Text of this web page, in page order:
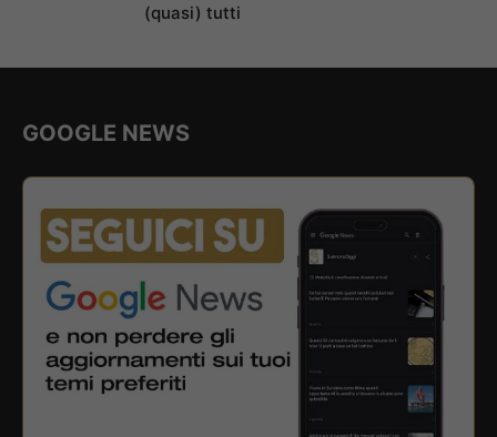
(quasi) tutti
GOOGLE NEWS